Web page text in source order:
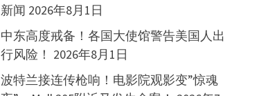
新闻 2026年8月1日
中东高度戒备！各国大使馆警告美国人出
行风险！ 2026年8月1日
波特兰接连传枪响！电影院观影变”惊魂